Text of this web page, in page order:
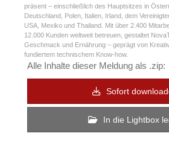
präsent – einschließlich des Hauptsitzes in
Deutschland, Polen, Italien, Irland, dem
USA, Mexiko und Thailand. Mit über 2.400
12.000 Kunden weltweit betreuen, gestaltet
Geschmack und Ernährung – geprägt von
fundiertem technischem Know-how.
Alle Inhalte dieser Meldung als .zip:
Sofort
In die Lightbox